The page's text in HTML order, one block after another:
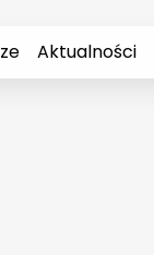
Aktualności